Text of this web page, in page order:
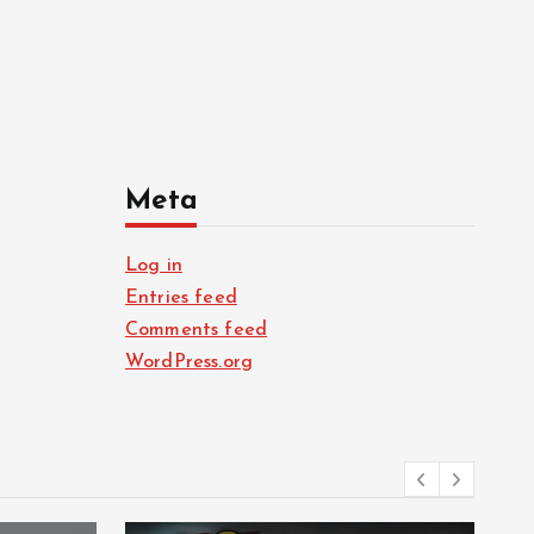
Meta
Log in
Entries feed
Comments feed
WordPress.org